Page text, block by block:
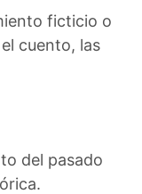
ficticio o
cuento, las
del pasado